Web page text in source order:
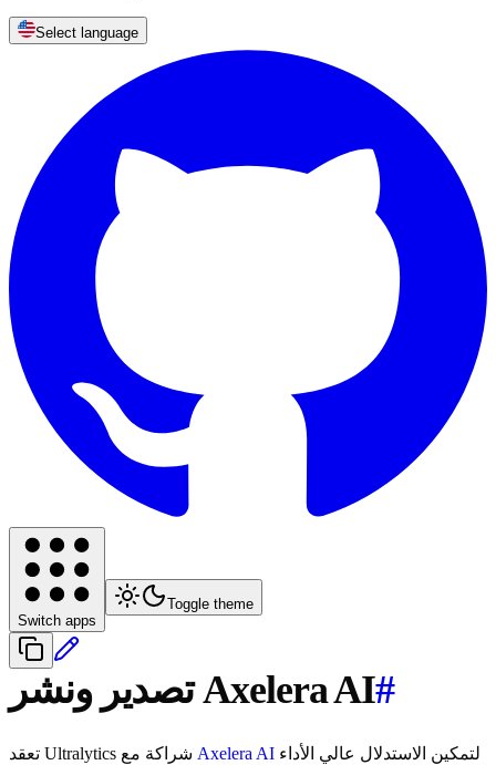
Select language
Switch apps
Toggle theme
تصدير ونشر Axelera AI#
Axelera AI